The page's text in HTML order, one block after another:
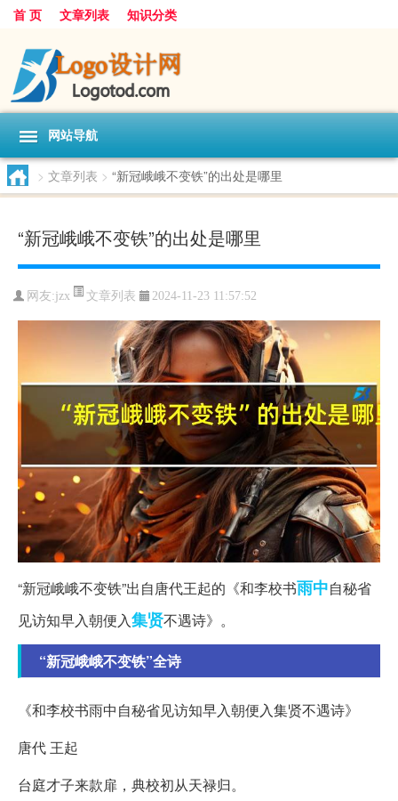
首 页 文章列表 知识分类
网站导航
> 文章列表 > “新冠峨峨不变铁”的出处是哪里
“新冠峨峨不变铁”的出处是哪里
网友:jzx 文章列表 2024-11-23 11:57:52
“新冠峨峨不变铁”出自唐代王起的《和李校书雨中自秘省
见访知早入朝便入集贤不遇诗》。
“新冠峨峨不变铁”全诗
《和李校书雨中自秘省见访知早入朝便入集贤不遇诗》
唐代 王起
台庭才子来款扉，典校初从天禄归。